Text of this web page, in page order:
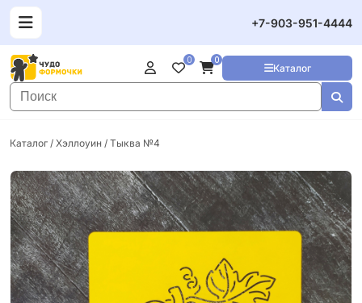
+7-903-951-4444
Каталог
0 0
Каталог / Хэллоуин / Тыква №4